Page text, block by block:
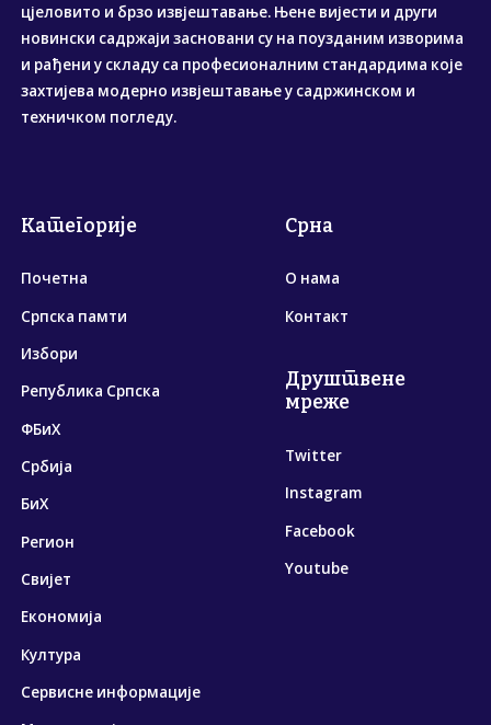
цјеловито и брзо извјештавање. Њене вијести и други
новински садржаји засновани су на поузданим изворима
и рађени у складу са професионалним стандардима које
захтијева модерно извјештавање у садржинском и
техничком погледу.
Категорије
Почетна
Српска памти
Избори
Република Српска
ФБиХ
Србија
БиХ
Регион
Свијет
Економија
Култура
Сервисне информације
Срна
О нама
Контакт
Друштвене
мреже
Twitter
Instagram
Facebook
Youtube